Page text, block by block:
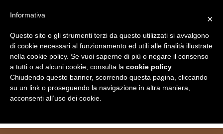
Menu
×
Informativa
Questo sito o gli strumenti terzi da questo utilizzati si avvalgono
di cookie necessari al funzionamento ed utili alle finalità illustrate
nella cookie policy. Se vuoi saperne di più o negare il consenso
a tutti o ad alcuni cookie, consulta la cookie policy
Chiudendo questo banner, scorrendo questa pagina, cliccando
su un link o proseguendo la navigazione in altra maniera,
acconsenti all’uso dei cookie.